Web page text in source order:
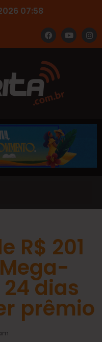
07:58
R$ 201
dias
prêmio